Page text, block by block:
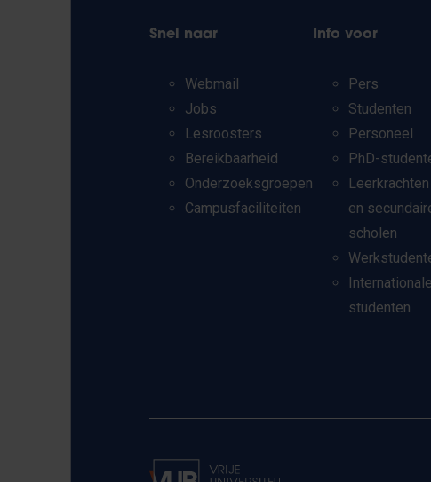
Snel naar
Webmail
Jobs
Lesroosters
Bereikbaarheid
Onderzoeksgroepen
Campusfaciliteiten
Info voor
Pers
Studenten
Personeel
PhD-
Leerkrachten
en
scholen
Internationale
studenten